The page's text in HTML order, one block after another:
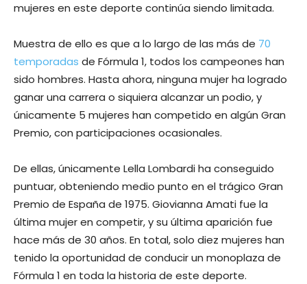
mujeres en este deporte continúa siendo limitada.
Muestra de ello es que a lo largo de las más de 70
temporadas de Fórmula 1, todos los campeones han
sido hombres. Hasta ahora, ninguna mujer ha logrado
ganar una carrera o siquiera alcanzar un podio, y
únicamente 5 mujeres han competido en algún Gran
Premio, con participaciones ocasionales.
De ellas, únicamente Lella Lombardi ha conseguido
puntuar, obteniendo medio punto en el trágico Gran
Premio de España de 1975. Giovianna Amati fue la
última mujer en competir, y su última aparición fue
hace más de 30 años. En total, solo diez mujeres han
tenido la oportunidad de conducir un monoplaza de
Fórmula 1 en toda la historia de este deporte.